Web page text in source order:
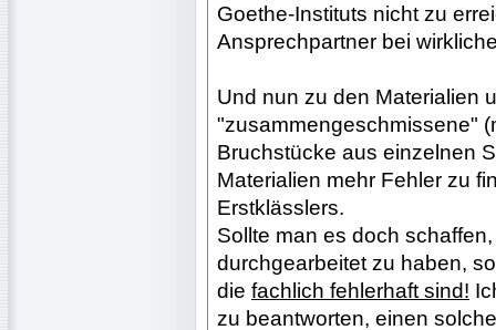
Goethe-Instituts nicht zu
Ansprechpartner bei
Und nun zu den Materialien
"zusammengeschmissene"
Bruchstücke aus einzelnen
Materialien mehr Fehler zu
Erstklässlers.
Sollte man es doch
durchgearbeitet zu haben,
die fachlich fehlerhaft sind!
zu beantworten, einen